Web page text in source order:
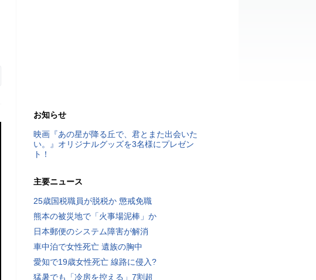
お知らせ
映画『あの星が降る丘で、君とまた出会いた
い。』オリジナルグッズを3名様にプレゼン
ト！
主要ニュース
25歳国税職員が脱税か 懲戒免職
熊本の被災地で「火事場泥棒」か
日本郵便のシステム障害が解消
車中泊で女性死亡 遺族の胸中
愛知で19歳女性死亡 線路に侵入?
猛暑でも「冷房を控える」7割超